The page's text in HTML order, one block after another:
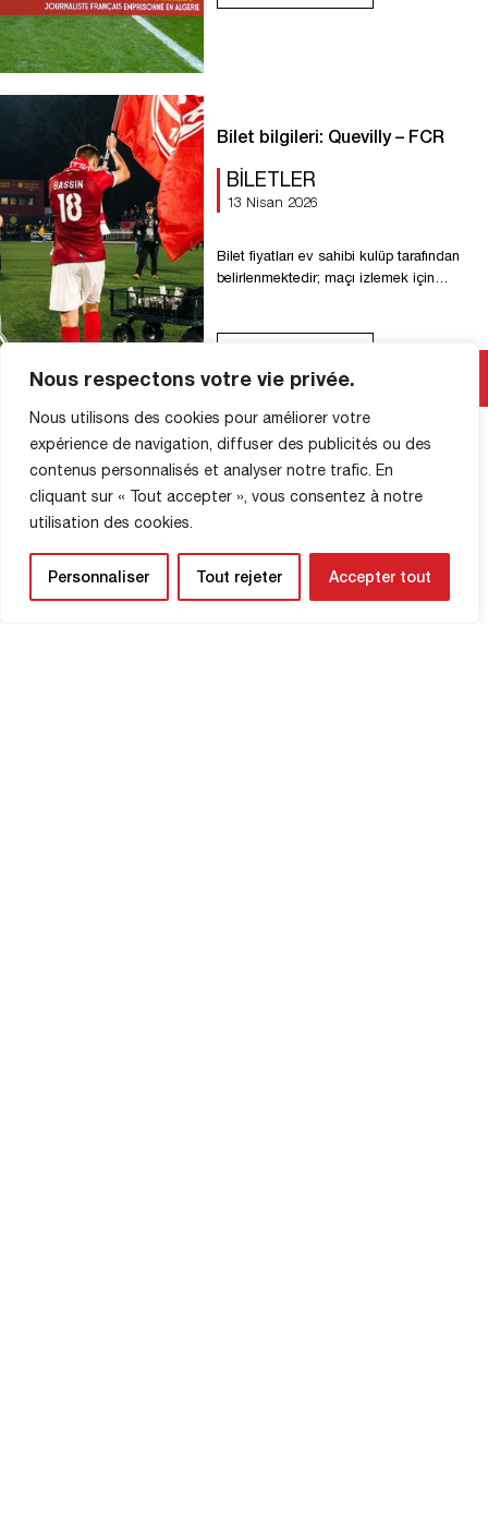
Nous respectons votre vie privée.
Nous utilisons des cookies pour améliorer votre
expérience de navigation, diffuser des publicités ou des
contenus personnalisés et analyser notre trafic. En
cliquant sur « Tout accepter », vous consentez à notre
utilisation des cookies.
Personnaliser Tout rejeter Accepter tout
Bilet bilgileri: Quevilly – FCR
BILETLER
13 Nisan 2026
Bilet fiyatları ev sahibi kulüp tarafından
belirlenmektedir; maçı izlemek için
Cumartesi günü saat 19:30’da Robert-
𝗜𝗻𝗳𝗼𝗿𝗺𝗮𝘁𝗶𝗼𝗻𝘀 𝗯𝗶𝗹𝗹𝗲𝘁𝘁𝗲𝗿𝗶𝗲 : FC
Rouen taraftarları, biletler yalnızca
Quevilly kulübünün bilet gişesi
üzerinden çevrimiçi olarak satılmaktadır:
www.billetterie.qrm.fr 𝗘𝗻 𝘁𝗮𝗻𝘁 𝗾𝘂𝗲
𝘀𝘂𝗽𝗽𝗼𝗿𝘁𝗲𝗿𝘀 𝗱𝘂 𝗙𝗖 𝗥, 𝗺𝗲𝗿𝗰𝗶
MAĞAZA BILGILERI